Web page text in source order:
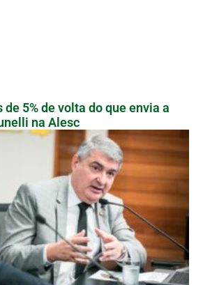
de 5% de volta do que envia a
na Alesc